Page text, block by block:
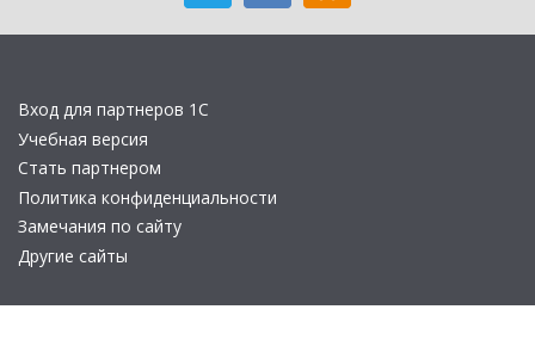
Вход для партнеров 1С
Учебная версия
Стать партнером
Политика конфиденциальности
Замечания по сайту
Другие сайты